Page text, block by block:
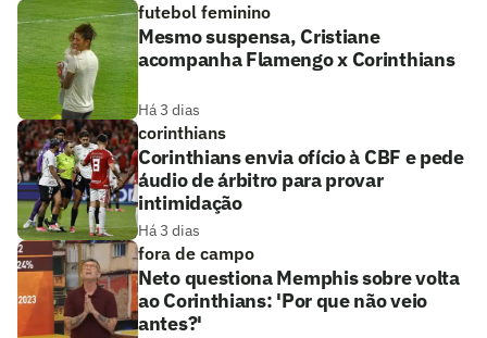
futebol feminino
Mesmo suspensa, Cristiane
acompanha Flamengo x Corinthians
Há 3 dias
corinthians
Corinthians envia ofício à CBF e pede
áudio de árbitro para provar
intimidação
Há 3 dias
fora de campo
Neto questiona Memphis sobre volta
ao Corinthians: 'Por que não veio
antes?'